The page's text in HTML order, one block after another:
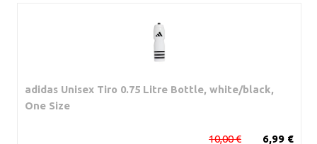
adidas Unisex Tiro 0.75 Litre Bottle, white/black,
One Size
6,99 €
10,00 €